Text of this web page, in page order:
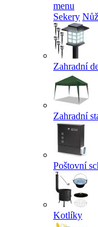
menu
Sekery
Zahradní
Zahradní
Poštovní
Kotlíky